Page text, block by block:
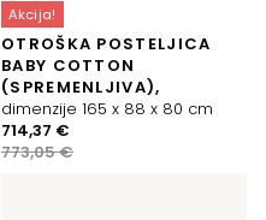
Akcija!
OTROŠKA POSTELJICA
BABY COTTON
(SPREMENLJIVA),
dimenzije 165 x 88 x 80 cm
773,05€
Izvirna
cena
714,37 €
Trenutna
cena